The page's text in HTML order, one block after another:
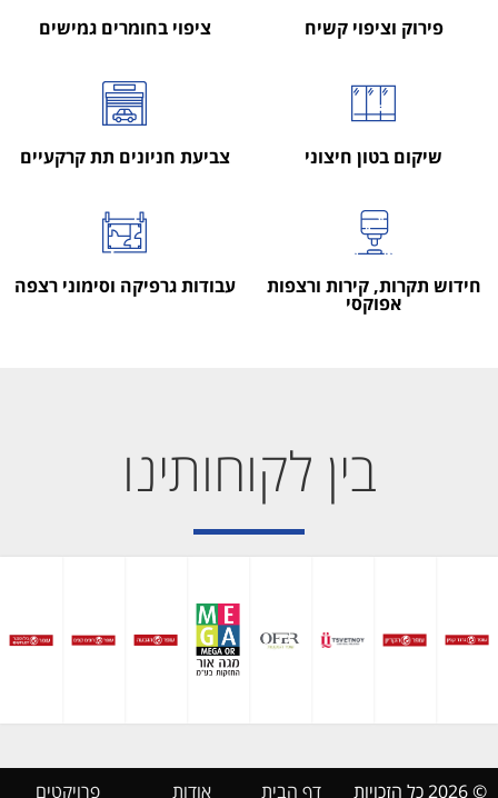
פירוק וציפוי קשיח ציפוי בחומרים גמישים
שיקום בטון חיצוני צביעת חניונים תת קרקעיים
חידוש תקרות, קירות ורצפות
אפוקסי
עבודות גרפיקה וסימוני רצפה
בין לקוחותינו
© 2026 כל הזכויות דף הבית אודות פרויקטים